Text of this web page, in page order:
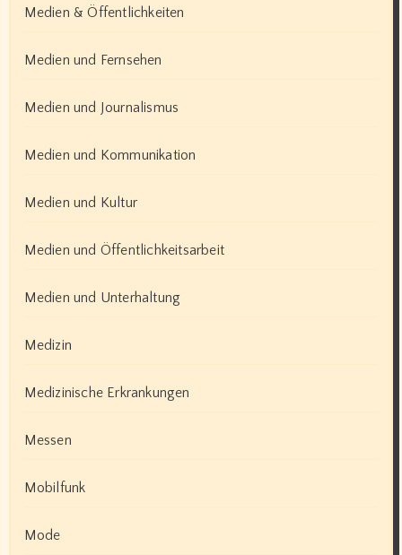
Medien & Öffentlichkeiten
Medien und Fernsehen
Medien und Journalismus
Medien und Kommunikation
Medien und Kultur
Medien und Öffentlichkeitsarbeit
Medien und Unterhaltung
Medizin
Medizinische Erkrankungen
Messen
Mobilfunk
Mode